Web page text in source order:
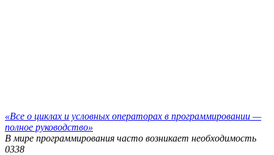
«Все о циклах и условных операторах в программировании —
полное руководство»
В мире программирования часто возникает необходимость
0338